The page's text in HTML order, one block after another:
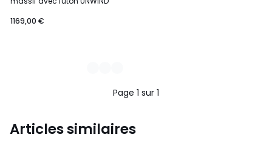
1169,00 €
Page 1 sur 1
Articles similaires